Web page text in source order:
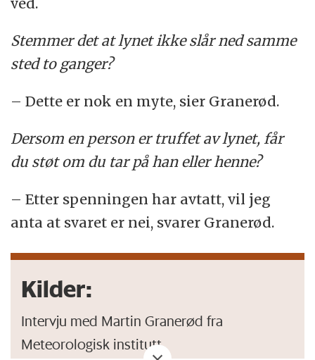
Stemmer det at lynet ikke slår ned samme
sted to ganger?
– Dette er nok en myte, sier Granerød.
Dersom en person er truffet av lynet, får
du støt om du tar på han eller henne?
– Etter spenningen har avtatt, vil jeg
anta at svaret er nei, svarer Granerød.
Kilder:
Intervju med Martin Granerød fra
Meteorologisk institutt